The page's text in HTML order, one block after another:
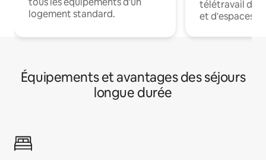
logement standard.
télétravail
et d'espaces
Équipements et avantages des séjours
longue durée